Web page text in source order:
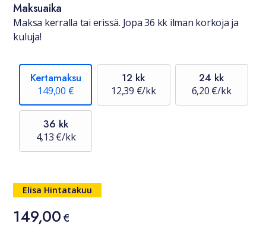
Maksuaika
Maksa kerralla tai erissä. Jopa 36 kk ilman korkoja ja
kuluja!
Kertamaksu
149,00 €
12 kk
12,39 €/kk
24 kk
6,20 €/kk
36 kk
4,13 €/kk
Hinta
Elisa Hintatakuu
149,00 €
149,00€